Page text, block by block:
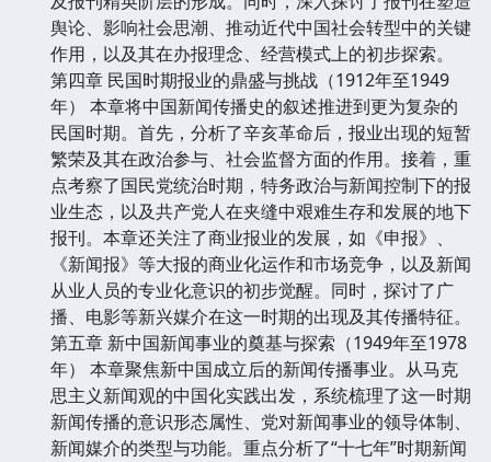
舆论、影响社会思潮、推动近代中国社会转型中的关键
作用，以及其在办报理念、经营模式上的初步探索。
第四章 民国时期报业的鼎盛与挑战（1912年至1949
年） 本章将中国新闻传播史的叙述推进到更为复杂的
民国时期。首先，分析了辛亥革命后，报业出现的短暂
繁荣及其在政治参与、社会监督方面的作用。接着，重
点考察了国民党统治时期，特务政治与新闻控制下的报
业生态，以及共产党人在夹缝中艰难生存和发展的地下
报刊。本章还关注了商业报业的发展，如《申报》、
《新闻报》等大报的商业化运作和市场竞争，以及新闻
从业人员的专业化意识的初步觉醒。同时，探讨了广
播、电影等新兴媒介在这一时期的出现及其传播特征。
第五章 新中国新闻事业的奠基与探索（1949年至1978
年） 本章聚焦新中国成立后的新闻传播事业。从马克
思主义新闻观的中国化实践出发，系统梳理了这一时期
新闻传播的意识形态属性、党对新闻事业的领导体制、
新闻媒介的类型与功能。重点分析了“十七年”时期新闻